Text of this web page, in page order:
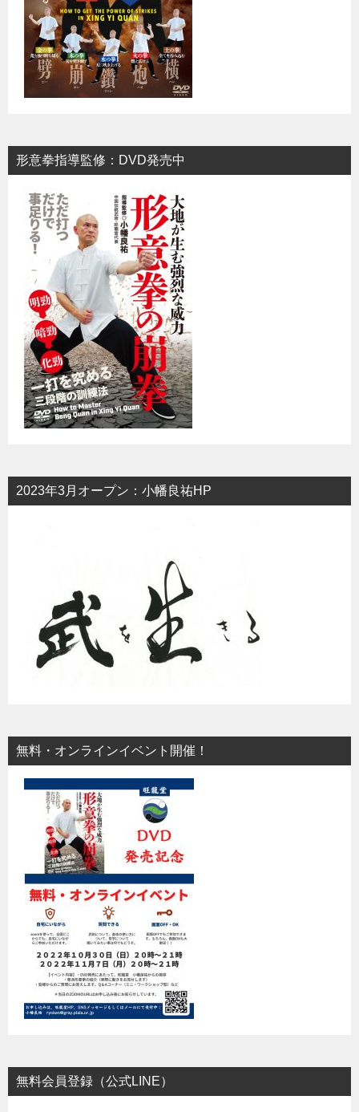
形意拳指導監修：DVD発売中
2023年3月オープン：小幡良祐HP
無料・オンラインイベント開催！
無料会員登録（公式LINE）